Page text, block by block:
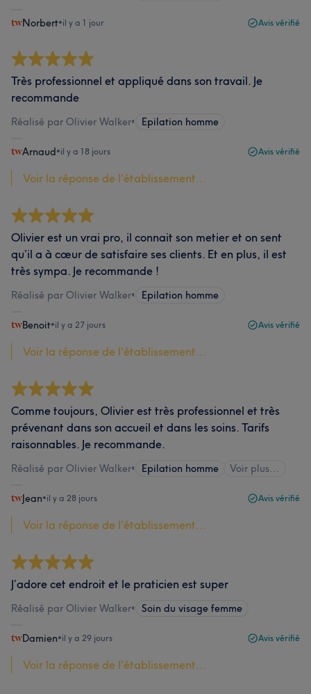
Norbert•il y a 1 jour Avis vérifié
Très professionnel et appliqué dans son travail. Je
recommande
Réalisé par Olivier Walker• Epilation homme
Arnaud•il y a 18 jours Avis vérifié
Voir la réponse de l'établissement...
Olivier est un vrai pro, il connait son metier et on sent
qu’il a à cœur de satisfaire ses clients. Et en plus, il est
très sympa. Je recommande !
Réalisé par Olivier Walker• Epilation homme
Benoit•il y a 27 jours Avis vérifié
Voir la réponse de l'établissement...
Comme toujours, Olivier est très professionnel et très
prévenant dans son accueil et dans les soins. Tarifs
raisonnables. Je recommande.
Réalisé par Olivier Walker• Epilation homme Voir plus...
Jean•il y a 28 jours Avis vérifié
Voir la réponse de l'établissement...
J’adore cet endroit et le praticien est super
Réalisé par Olivier Walker• Soin du visage femme
Damien•il y a 29 jours Avis vérifié
Voir la réponse de l'établissement...